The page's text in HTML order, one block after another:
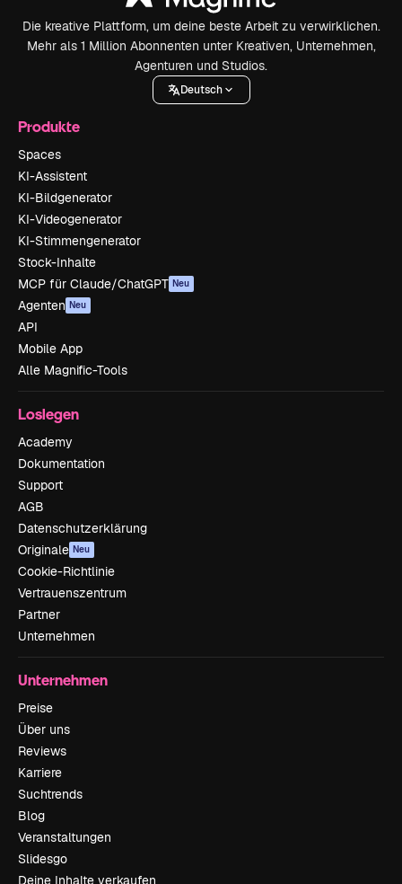
Die kreative Plattform, um deine beste Arbeit zu verwirklichen.
Mehr als 1 Million Abonnenten unter Kreativen, Unternehmen,
Agenturen und Studios.
Deutsch
Produkte
Spaces
KI-Assistent
KI-Bildgenerator
KI-Videogenerator
KI-Stimmengenerator
Stock-Inhalte
MCP für Claude/ChatGPT Neu
Agenten Neu
API
Mobile App
Alle Magnific-Tools
Loslegen
Academy
Dokumentation
Support
AGB
Datenschutzerklärung
Originale Neu
Cookie-Richtlinie
Vertrauenszentrum
Partner
Unternehmen
Unternehmen
Preise
Über uns
Reviews
Karriere
Suchtrends
Blog
Veranstaltungen
Slidesgo
Deine Inhalte verkaufen